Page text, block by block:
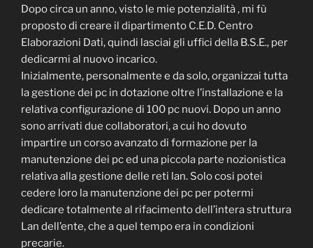
Dopo circa un anno, visto le mie potenzialità , mi fù
proposto di creare il dipartimento C.E.D. Centro
Elaborazioni Dati, quindi lasciai gli uffici della B.S.E., per
dedicarmi al nuovo incarico.
Inizialmente, personalmente e da solo, organizzai tutta
la gestione dei pc in dotazione oltre l’installazione e la
relativa configurazione di 100 pc nuovi. Dopo un anno
sono arrivati due collaboratori, a cui ho dovuto
impartire un corso avanzato di formazione per la
manutenzione dei pc ed una piccola parte nozionistica
relativa alla gestione delle reti lan. Solo cosi potei
cedere loro la manutenzione dei pc per potermi
dedicare totalmente al rifacimento dell’intera struttura
Lan dell’ente, che a quel tempo era in condizioni
precarie.